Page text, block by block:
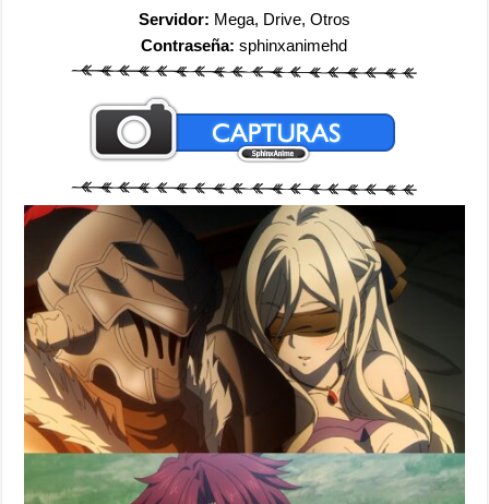
Servidor: Mega, Drive, Otros
Contraseña:sphinxanimehd